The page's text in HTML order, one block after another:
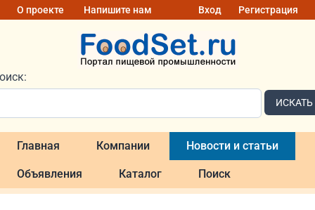
О проекте Напишите нам Вход Регистрация
ИСКАТЬ
Главная Компании Новости и статьи
Объявления Каталог Поиск